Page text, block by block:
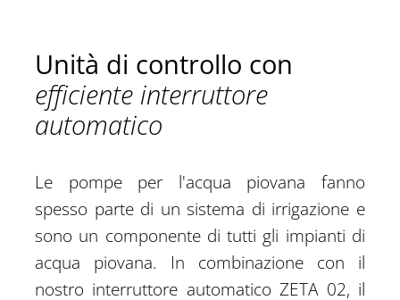
Unità di controllo con
efficiente interruttore
automatico
Le pompe per l'acqua piovana fanno
spesso parte di un sistema di irrigazione e
sono un componente di tutti gli impianti di
acqua piovana. In combinazione con il
nostro interruttore automatico ZETA 02, il